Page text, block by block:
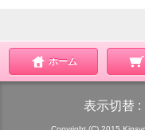
ホーム
表示切替 :